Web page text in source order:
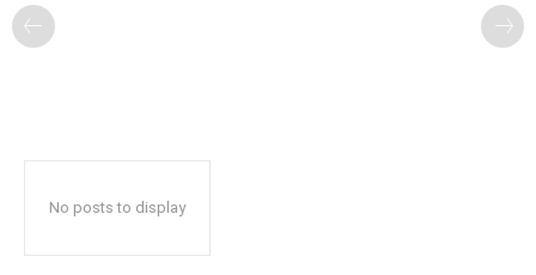
No posts to display